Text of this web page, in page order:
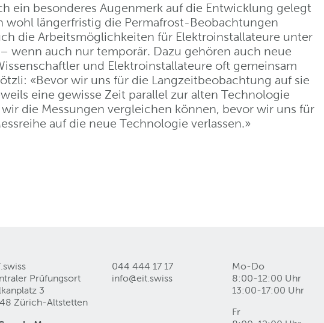
ein besonderes Augenmerk auf die Entwicklung gelegt
wohl längerfristig die Permafrost-Beobachtungen
die Arbeitsmöglichkeiten für Elektroinstallateure unter
wenn auch nur temporär. Dazu gehören auch neue
und Elektroinstallateure oft gemeinsam
«Bevor wir uns für die Langzeitbeobachtung auf sie
eine gewisse Zeit parallel zur alten Technologie
die Messungen vergleichen können, bevor wir uns für
auf die neue Technologie verlassen.»
Prüfungsort
3
Zürich-Altstetten
044 444 17 17
info@eit swiss
Mo-Do
8:00-12:00 Uhr
13:00-17:00 Uhr
Fr